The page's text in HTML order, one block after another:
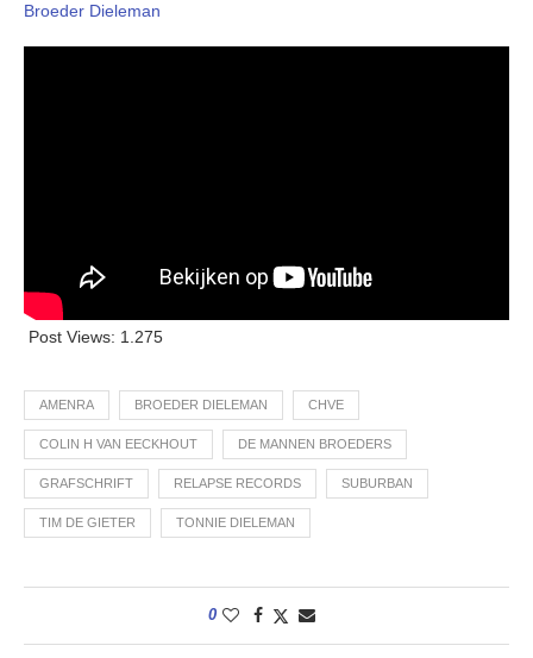
Broeder Dieleman
Post Views: 1.275
AMENRA BROEDER DIELEMAN CHVE
COLIN H VAN EECKHOUT DE MANNEN BROEDERS
GRAFSCHRIFT RELAPSE RECORDS SUBURBAN
TIM DE GIETER TONNIE DIELEMAN
0